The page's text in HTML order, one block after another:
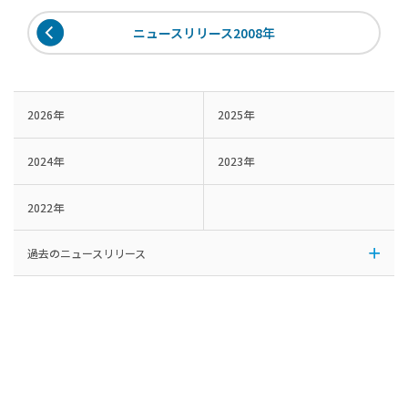
ニュースリリース2008年
2026年 2025年
2024年 2023年
2022年
過去のニュースリリース